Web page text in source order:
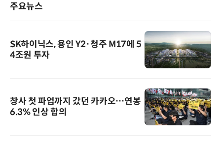
주요뉴스
SK하이닉스, 용인 Y2·청주 M17에 5
4조원 투자
창사 첫 파업까지 갔던 카카오…연봉
6.3% 인상 합의